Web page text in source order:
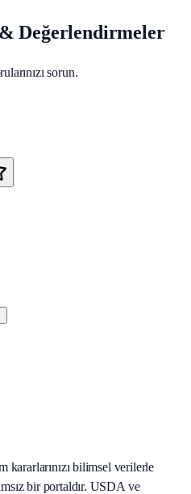
Değerlendirmeler
sorun.
kararlarınızı bilimsel verilerle
bir portaldır. USDA ve